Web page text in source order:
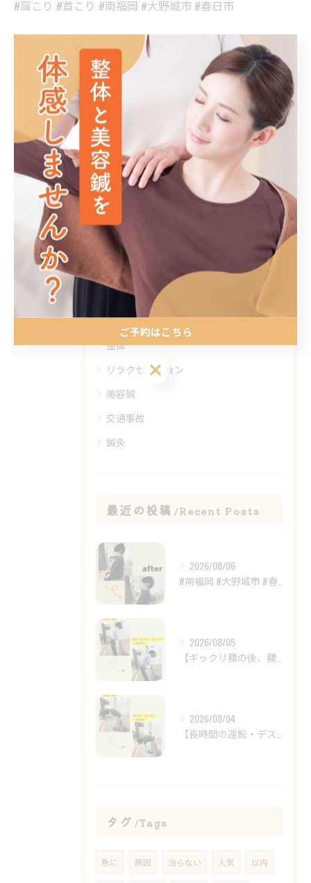
#肩こり #首こり #南福岡 #大野城市 #春日市
< 前のページ 次のページ >
関連タグ
#肩こり
カテゴリー
全てのカテゴリー
整体
リラクゼーション
美容鍼
交通事故
鍼灸
最近の投稿 Recent Posts
2026/08/06
2026/08/05
2026/08/04
タグ Tags
急に 原因 治らない 人気 以内
ご予約はこちら
ご予約はこちら